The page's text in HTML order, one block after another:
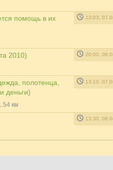
помощь в их
13:03,
2010) 20:00,
полотенца,
деньги)
13:10,
км
13:30,